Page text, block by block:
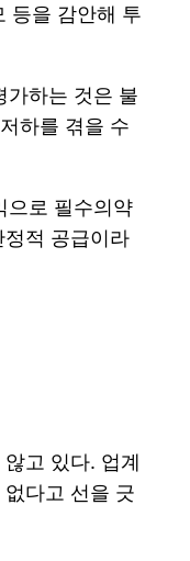
등을 감안해 투
가하는 것은 불
하를 겪을 수
으로 필수의약
적 공급이라
고 있다. 업계
다고 선을 긋